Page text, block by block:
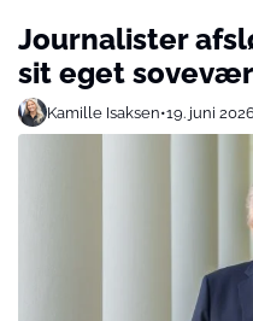
Journalister
sit eget
Kamille Isaksen•19. juni